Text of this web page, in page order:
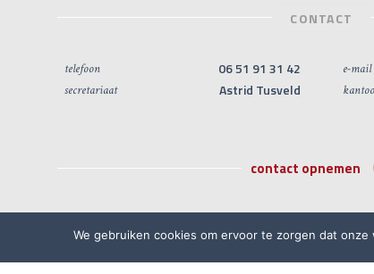
CONTACT
telefoon 06 51 91 31 42
secretariaat Astrid Tusveld
e-mail
contact opnemen
©2026 Academie voor Bijzondere Wetten
We gebruiken cookies om ervoor te zorgen dat